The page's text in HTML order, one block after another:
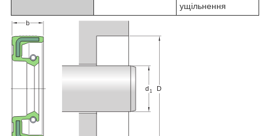
ущільнення